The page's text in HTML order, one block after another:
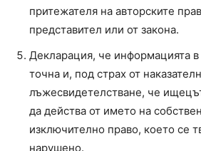
притежателя на авторските
представител или от закона.
Декларация, че информацията
точна и, под страх от
лъжесвидетелстване, че
да действа от името на
изключително право, което се
нарушено.